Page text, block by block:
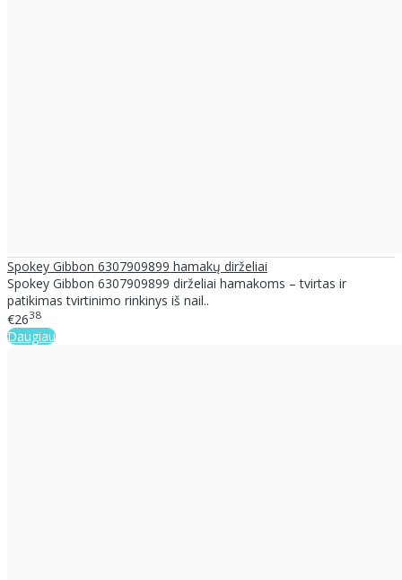
Spokey Gibbon 6307909899 hamakų dirželiai
Spokey Gibbon 6307909899 dirželiai hamakoms – tvirtas ir
patikimas tvirtinimo rinkinys iš nail..
€2638
Daugiau